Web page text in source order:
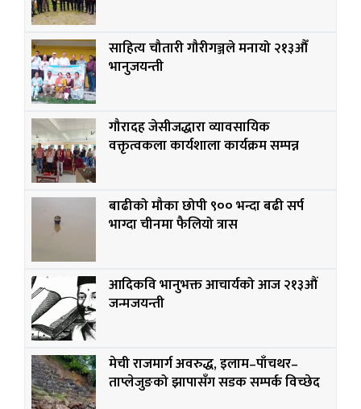
साहित्य चौतारी गौरीगञ्जले मनायो २१३औँ
भानुजयन्ती
गौरादह जेसीजद्धारा व्यावसायिक
वक्तृत्वकला कार्यशाला कार्यक्रम सम्पन्न
बाढीको मौका छोपी ९०० भन्दा बढी सर्प
भाग्दा चीनमा फैलियो त्रास
आदिकवि भानुभक्त आचार्यको आज २१३औं
जन्मजयन्ती
मेची राजमार्ग अवरुद्ध, इलाम–पाँचथर–
ताप्लेजुङको झापासँग सडक सम्पर्क विच्छेद